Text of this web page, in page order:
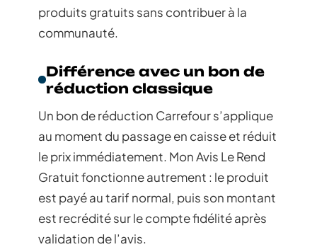
produits gratuits sans contribuer à la
communauté.
Différence avec un bon de
réduction classique
Un bon de réduction Carrefour s’applique
au moment du passage en caisse et réduit
le prix immédiatement. Mon Avis Le Rend
Gratuit fonctionne autrement : le produit
est payé au tarif normal, puis son montant
est recrédité sur le compte fidélité après
validation de l’avis.